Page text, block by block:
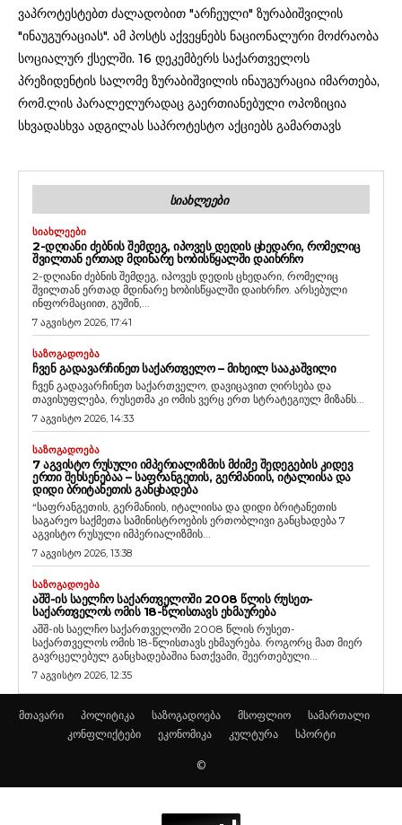
ვაპროტესტებთ ძალადობით "არჩეული" ზურაბიშვილის
"ინაუგურაციას". ამ პოსტს აქვეყნებს ნაციონალური მოძრაობა
სოციალურ ქსელში. 16 დეკემბერს საქართველოს
პრეზიდენტის სალომე ზურაბიშვილის ინაუგურაცია იმართება,
რომ.ლის პარალელურადაც გაერთიანებული ოპოზიცია
სხვადასხვა ადგილას საპროტესტო აქციებს გამართავს
ᲡᲘᲐᲮᲚᲔᲔᲑᲘ
ᲡᲘᲐᲮᲚᲔᲔᲑᲘ
2-ᲓᲦᲘᲐᲜᲘ ᲫᲔᲑᲜᲘᲡ ᲨᲔᲛᲓᲔᲒ, ᲘᲞᲝᲕᲔᲡ ᲓᲔᲓᲘᲡ ᲪᲮᲔᲓᲐᲠᲘ, ᲠᲝᲛᲔᲚᲘᲪ
ᲨᲕᲘᲚᲗᲐᲜ ᲔᲠᲗᲐᲓ ᲛᲓᲘᲜᲐᲠᲔ ᲮᲝᲑᲘᲡᲬᲧᲐᲚᲨᲘ ᲓᲐᲘᲮᲠᲩᲝ
2-დღიანი ძებნის შემდეგ, იპოვეს დედის ცხედარი, რომელიც
შვილთან ერთად მდინარე ხობისწყალში დაიხრჩო. არსებული
ინფორმაციით, გუშინ,...
7 აგვისტო 2026, 17:41
ᲡᲐᲖᲝᲒᲐᲓᲝᲔᲑᲐ
ᲩᲕᲔᲜ ᲒᲐᲓᲐᲕᲐᲠᲩᲘᲜᲔᲗ ᲡᲐᲥᲐᲠᲗᲕᲔᲚᲝ – ᲛᲘᲮᲔᲘᲚ ᲡᲐᲐᲙᲐᲨᲕᲘᲚᲘ
ჩვენ გადავარჩინეთ საქართველო, დავიცავით ღირსება და
თავისუფლება, რუსეთმა კი ომის ვერც ერთ სტრატეგიულ მიზანს...
7 აგვისტო 2026, 14:33
ᲡᲐᲖᲝᲒᲐᲓᲝᲔᲑᲐ
7 ᲐᲒᲕᲘᲡᲢᲝ ᲠᲣᲡᲣᲚᲘ ᲘᲛᲞᲔᲠᲘᲐᲚᲘᲖᲛᲘᲡ ᲛᲫᲘᲛᲔ ᲨᲔᲓᲔᲒᲔᲑᲘᲡ ᲙᲘᲓᲔᲕ
ᲔᲠᲗᲘ ᲨᲔᲮᲡᲔᲜᲔᲑᲐᲐ – ᲡᲐᲤᲠᲐᲜᲒᲔᲗᲘᲡ, ᲒᲔᲠᲛᲐᲜᲘᲘᲡ, ᲘᲢᲐᲚᲘᲘᲡᲐ ᲓᲐ
ᲓᲘᲓᲘ ᲑᲠᲘᲢᲐᲜᲔᲗᲘᲡ ᲒᲐᲜᲪᲮᲐᲓᲔᲑᲐ
“საფრანგეთის, გერმანიის, იტალიისა და დიდი ბრიტანეთის
საგარეო საქმეთა სამინისტროების ერთობლივი განცხადება 7
აგვისტო რუსული იმპერიალიზმის...
7 აგვისტო 2026, 13:38
ᲡᲐᲖᲝᲒᲐᲓᲝᲔᲑᲐ
ᲐᲨᲨ-ᲘᲡ ᲡᲐᲔᲚᲩᲝ ᲡᲐᲥᲐᲠᲗᲕᲔᲚᲝᲨᲘ 2008 ᲬᲚᲘᲡ ᲠᲣᲡᲔᲗ-
ᲡᲐᲥᲐᲠᲗᲕᲔᲚᲝᲡ ᲝᲛᲘᲡ 18-ᲬᲚᲘᲡᲗᲐᲕᲡ ᲔᲮᲛᲐᲣᲠᲔᲑᲐ
აშშ-ის საელჩო საქართველოში 2008 წლის რუსეთ-
საქართველოს ომის 18-წლისთავს ეხმაურება. როგორც მათ მიერ
გავრცელებულ განცხადებაშია ნათქვამი, შეერთებული...
7 აგვისტო 2026, 12:35
მთავარი პოლიტიკა საზოგადოება მსოფლიო
სამართალი
კონფლიქტები
ეკონომიკა კულტურა სპორტი
©